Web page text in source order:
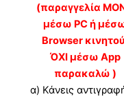
(παραγγελία
μέσω PC ή
Browser
ΌΧΙ μέσω App
παρακαλώ )
α) Κάνεις